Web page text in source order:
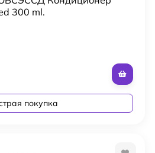
300 ml.
покупка